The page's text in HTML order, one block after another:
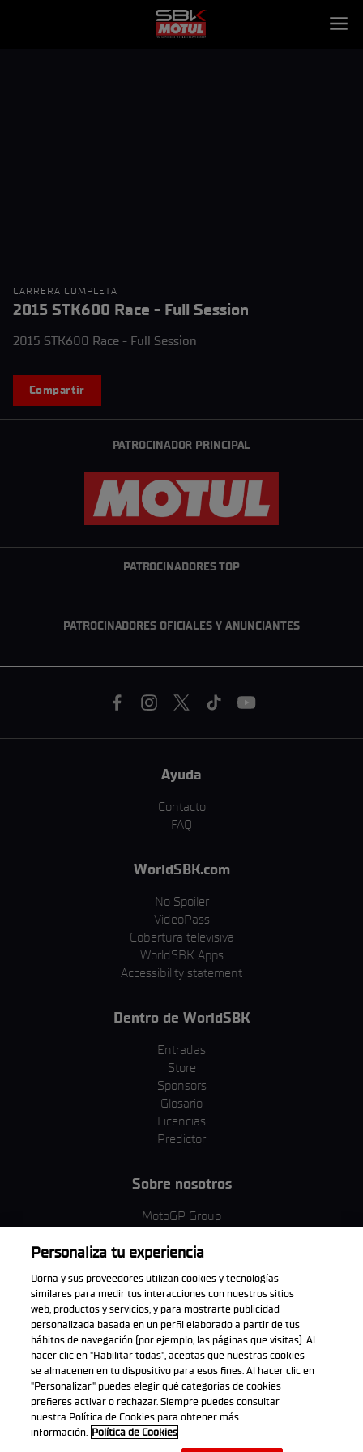
CARRERA COMPLETA
2015 STK600 Race - Full Session
2015 STK600 Race - Full Session
Compartir
PATROCINADOR PRINCIPAL
PATROCINADORES TOP
PATROCINADORES OFICIALES Y ANUNCIANTES
Ayuda
Contacto
FAQ
WorldSBK.com
No Spoiler
VideoPass
Cobertura televisiva
WorldSBK Apps
Accessibility statement
Dentro de WorldSBK
Entradas
Store
Sponsors
Glosario
Licencias
Predictor
Sobre nosotros
MotoGP Group
Términos y condiciones
Política de privacidad
Política de compra
Descarga la aplicación oficial
Personaliza tu experiencia
Dorna y sus proveedores utilizan cookies y tecnologías
similares para medir tus interacciones con nuestros sitios
web, productos y servicios, y para mostrarte publicidad
personalizada basada en un perfil elaborado a partir de tus
hábitos de navegación (por ejemplo, las páginas que visitas). Al
hacer clic en "Habilitar todas", aceptas que nuestras cookies
se almacenen en tu dispositivo para esos fines. Al hacer clic en
"Personalizar" puedes elegir qué categorías de cookies
prefieres activar o rechazar. Siempre puedes consultar
nuestra Política de Cookies para obtener más
información. Política de Cookies